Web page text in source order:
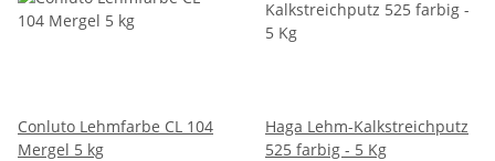
Conluto Lehmfarbe CL 104
Mergel 5 kg
Haga Lehm-Kalkstreichputz
525 farbig - 5 Kg